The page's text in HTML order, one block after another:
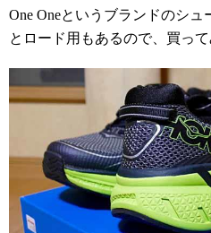
One Oneというブランドのシ
とロード用もあるので、買って